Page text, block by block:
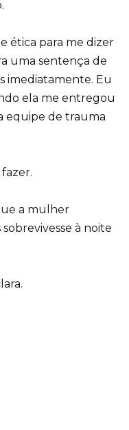
ética para me dizer
uma sentença de
imediatamente. Eu
ela me entregou
equipe de trauma
a mulher
à noite